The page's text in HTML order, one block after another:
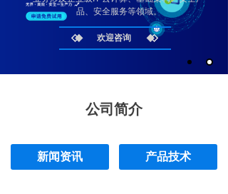
品、安全服务等领域。
欢迎咨询
公司简介
新闻资讯 产品技术